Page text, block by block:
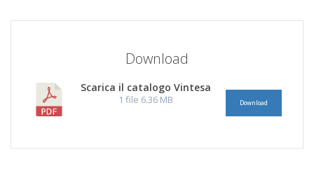
Download
Scarica il catalogo Vintesa
1 file 6.36 MB Download